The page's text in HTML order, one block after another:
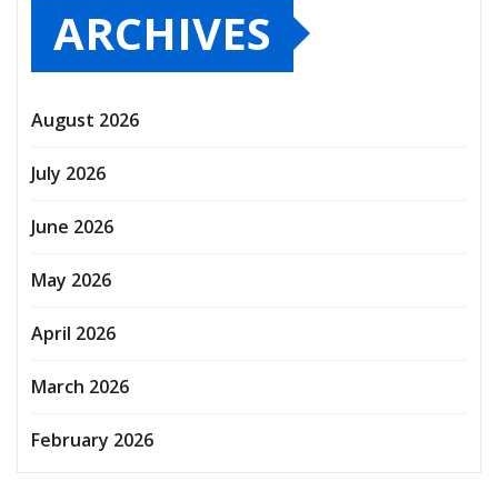
ARCHIVES
August 2026
July 2026
June 2026
May 2026
April 2026
March 2026
February 2026